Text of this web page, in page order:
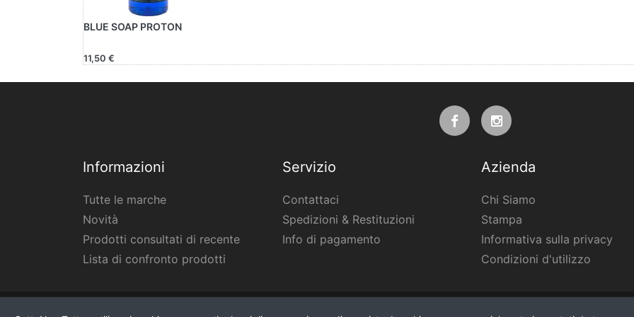
BLUE SOAP PROTON
11,50 €
Informazioni
Tutte le marche
Novità
Prodotti consultati di recente
Lista di confronto prodotti
Servizio
Contattaci
Spedizioni & Restituzioni
Info di pagamento
Azienda
Chi Siamo
Stampa
Informativa sulla privacy
Condizioni d'utilizzo